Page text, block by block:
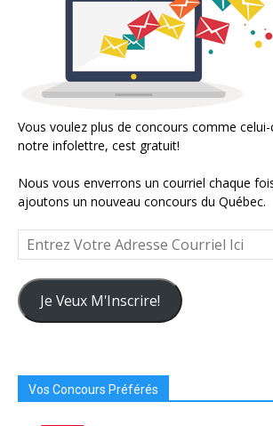
Vous voulez plus de concours comme celui-
notre infolettre, cest gratuit!
Nous vous enverrons un courriel chaque
ajoutons un nouveau concours du Québec.
Entrez
Votre
Adresse
Courriel
Ici
Je Veux M'Inscrire!
Vos Concours Préférés